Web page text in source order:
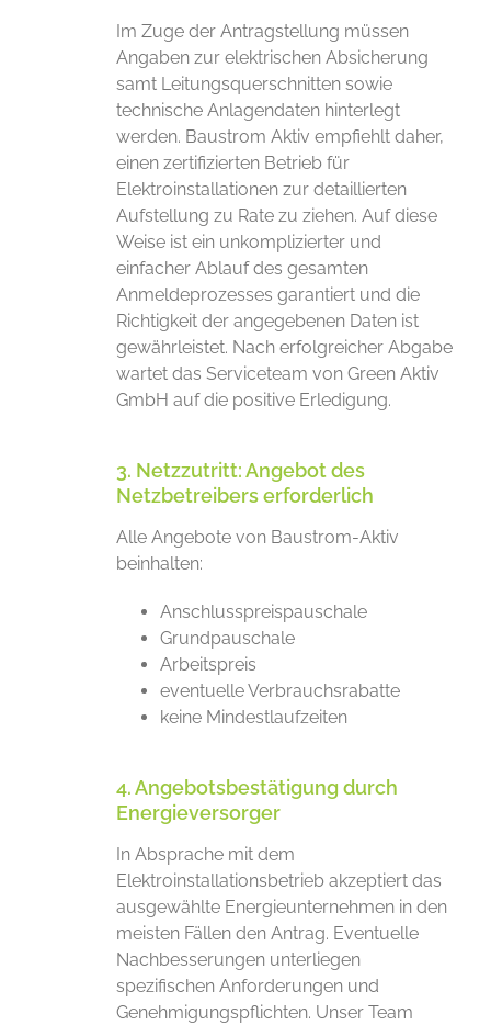
Im Zuge der Antragstellung müssen
Angaben zur elektrischen Absicherung
samt Leitungsquerschnitten sowie
technische Anlagendaten hinterlegt
werden. Baustrom Aktiv empfiehlt daher,
einen zertifizierten Betrieb für
Elektroinstallationen zur detaillierten
Aufstellung zu Rate zu ziehen. Auf diese
Weise ist ein unkomplizierter und
einfacher Ablauf des gesamten
Anmeldeprozesses garantiert und die
Richtigkeit der angegebenen Daten ist
gewährleistet. Nach erfolgreicher Abgabe
wartet das Serviceteam von Green Aktiv
GmbH auf die positive Erledigung.
3. Netzzutritt: Angebot des
Netzbetreibers erforderlich
Alle Angebote von Baustrom-Aktiv
beinhalten:
Anschlusspreispauschale
Grundpauschale
Arbeitspreis
eventuelle Verbrauchsrabatte
keine Mindestlaufzeiten
4. Angebotsbestätigung durch
Energieversorger
In Absprache mit dem
Elektroinstallationsbetrieb akzeptiert das
ausgewählte Energieunternehmen in den
meisten Fällen den Antrag. Eventuelle
Nachbesserungen unterliegen
spezifischen Anforderungen und
Genehmigungspflichten. Unser Team